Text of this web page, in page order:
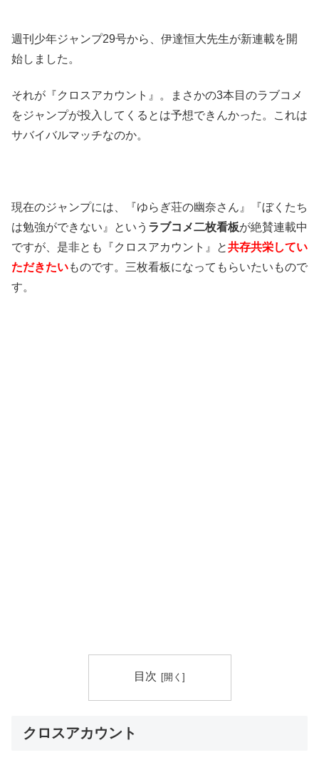
週刊少年ジャンプ29号から、伊達恒大先生が新連載を開
始しました。
それが『クロスアカウント』。まさかの3本目のラブコメ
をジャンプが投入してくるとは予想できんかった。これは
サバイバルマッチなのか。
現在のジャンプには、『ゆらぎ荘の幽奈さん』『ぼくたち
は勉強ができない』という ラブコメ二枚看板が絶賛連載中
ですが、是非とも『クロスアカウント』と共存共栄してい
ただきたいものです。三枚看板になってもらいたいもので
す。
目次
クロスアカウント